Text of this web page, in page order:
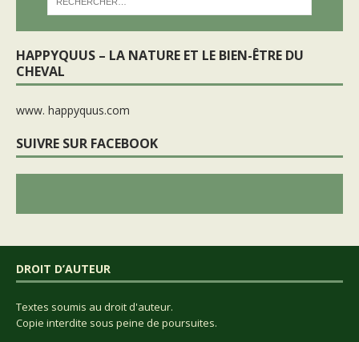
HAPPYQUUS – LA NATURE ET LE BIEN-ÊTRE DU
CHEVAL
www. happyquus.com
SUIVRE SUR FACEBOOK
DROIT D’AUTEUR
Textes soumis au droit d'auteur.
Copie interdite sous peine de poursuites.